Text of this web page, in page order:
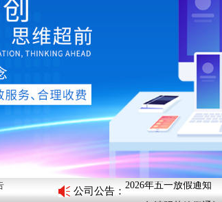
公司公告 ：
2026年端午节放假通知
2026年五一放假通知
2026年清明节放假通知